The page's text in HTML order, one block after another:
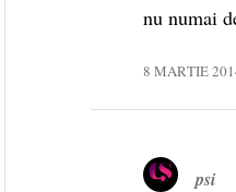
nu numai
8 MARTIE
psi